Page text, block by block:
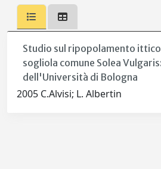
Studio sul ripopolamento
sogliola comune Solea
dell'Università di Bologna
2005 C.Alvisi; L. Albertin